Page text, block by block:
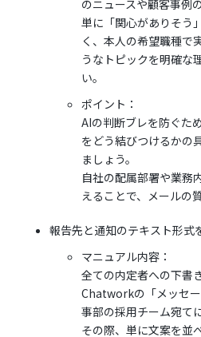
のニュースや顧客事例
単に「関心がありそう
く、本人の希望職種で
うなトピックを明確な
い。
ポイント：
AIの判断ブレを防ぐた
をどう結びつけるかの
ましょう。
自社の配属部署や業務
えることで、メールの
報告先と通知のテキスト形式
マニュアル内容：
全ての内定者への下書
Chatworkの「メッセ
事部の採用チーム宛て
その際、単に文案を並